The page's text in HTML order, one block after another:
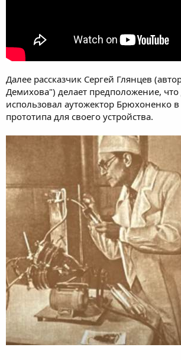
Далее рассказчик Сергей Глянцев
Демихова") делает предположение,
использовал аутожектор Брюхоненко в
прототипа для своего устройства.